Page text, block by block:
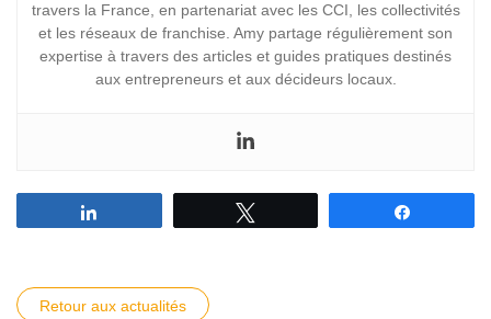
travers la France, en partenariat avec les CCI, les collectivités
et les réseaux de franchise. Amy partage régulièrement son
expertise à travers des articles et guides pratiques destinés
aux entrepreneurs et aux décideurs locaux.
Retour aux actualités